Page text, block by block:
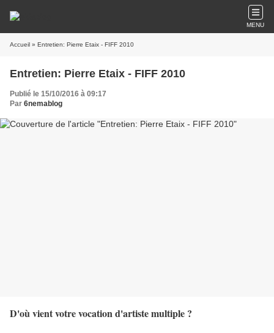
MENU
Accueil » Entretien: Pierre Etaix - FIFF 2010
Entretien: Pierre Etaix - FIFF 2010
Publié le 15/10/2016 à 09:17
Par 6nemablog
D'où vient votre vocation d'artiste multiple ?